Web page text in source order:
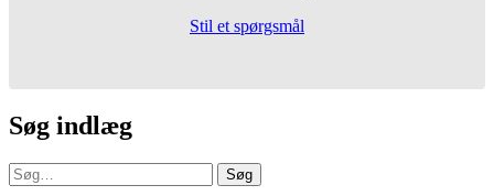
Stil et spørgsmål
Søg indlæg
Søg